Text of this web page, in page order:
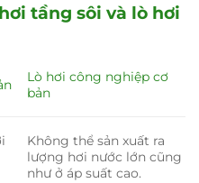
tầng sôi và lò hơi
Lò hơi công nghiệp cơ
bản
Không thể sản xuất ra
lượng hơi nước lớn cũng
như ở áp suất cao.